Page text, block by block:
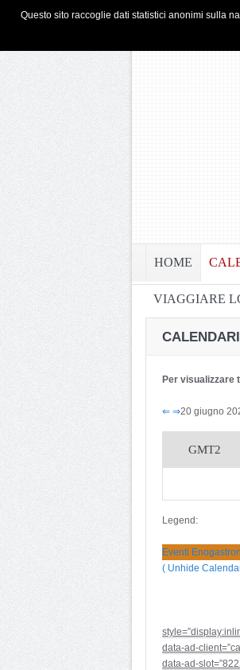
HOME PRIVACY &
HOME
VIAGGIARE
Per visualizzare
⇐ ⇒20 giugno
GMT2
Legend:
Eventi
( Unhide
data-ad-
data-ad-
Questo sito raccoglie dati statistici anonimi sulla